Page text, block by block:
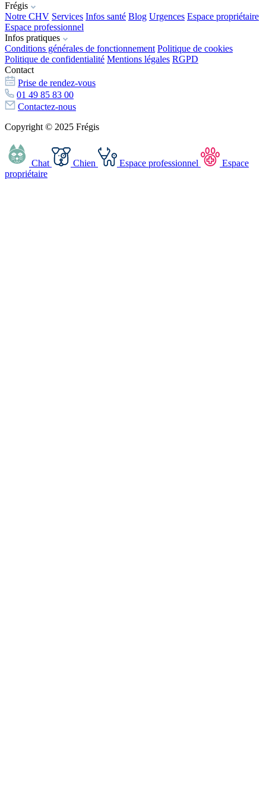
Frégis
Notre CHV Services Infos santé Blog Urgences Espace propriétaire
Espace professionnel
Infos pratiques
Conditions générales de fonctionnement Politique de cookies
Politique de confidentialité Mentions légales RGPD
Contact
Prise de rendez-vous
01 49 85 83 00
Contactez-nous
Copyright © 2025 Frégis
Chat Chien Espace professionnel
Espace
propriétaire